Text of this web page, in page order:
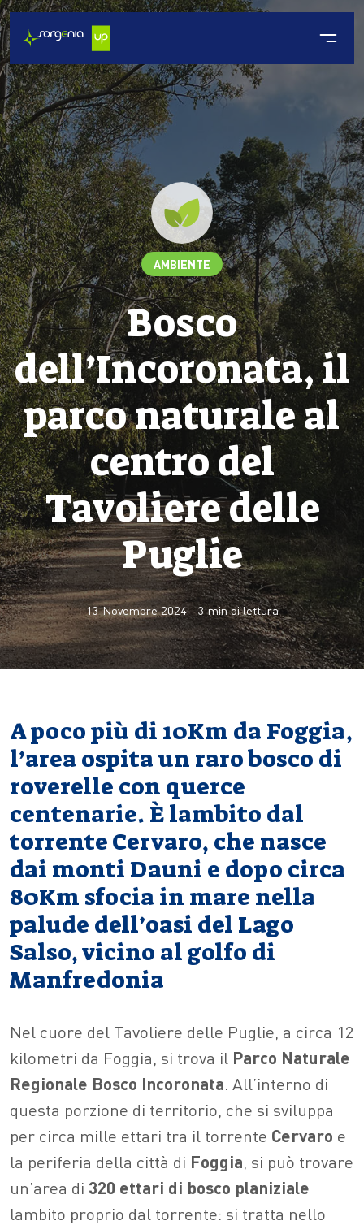
AMBIENTE
Bosco
dell’Incoronata, il
parco naturale al
centro del
Tavoliere delle
Puglie
13 Novembre 2024-3min di lettura
A poco più di 10Km da Foggia,
l’area ospita un raro bosco di
roverelle con querce
centenarie. È lambito dal
torrente Cervaro, che nasce
dai monti Dauni e dopo circa
80Km sfocia in mare nella
palude dell’oasi del Lago
Salso, vicino al golfo di
Manfredonia
Nel cuore del Tavoliere delle Puglie, a circa 12
kilometri da Foggia, si trova il Parco Naturale
Regionale Bosco Incoronata. All’interno di
questa porzione di territorio, che si sviluppa
per circa mille ettari tra il torrente Cervaro e
la periferia della città di Foggia, si può trovare
un’area di 320 ettari di bosco planiziale
lambito proprio dal torrente: si tratta nello